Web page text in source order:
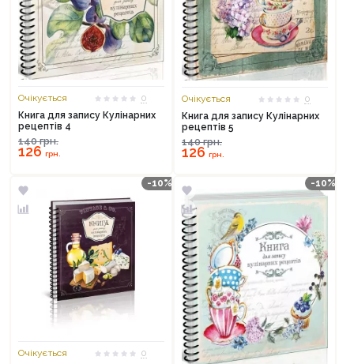
Очікується
0
Книга для запису Кулінарних
рецептів 4
140грн.
126грн.
Очікується
0
Книга для запису Кулінарних
рецептів 5
140грн.
126грн.
-10%
Очікується
0
-10%